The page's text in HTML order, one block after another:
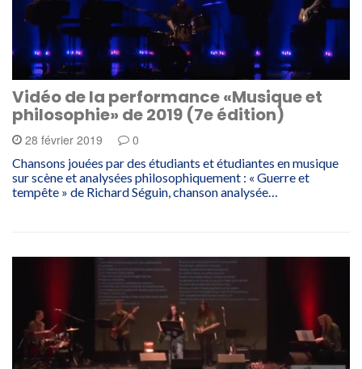
Vidéo de la performance «Musique et
philosophie» de 2019 (7e édition)
28 février 2019 0
Chansons jouées par des étudiants et étudiantes en musique
sur scène et analysées philosophiquement : « Guerre et
tempête » de Richard Séguin, chanson analysée…